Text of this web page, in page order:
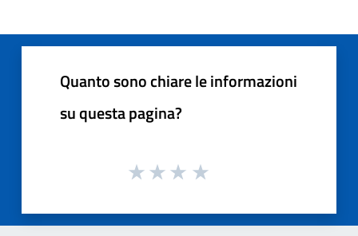
Quanto sono chiare le informazioni
su questa pagina?